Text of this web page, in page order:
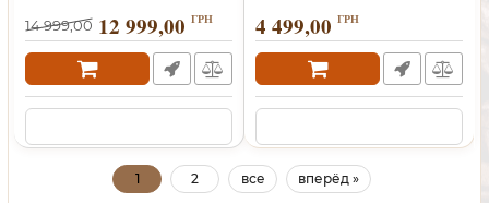
14 999,00 12 999,00 ГРН 4 499,00 ГРН
1 2 все вперёд »